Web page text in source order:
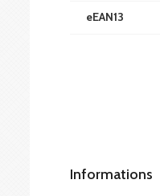
eEAN13
Informations